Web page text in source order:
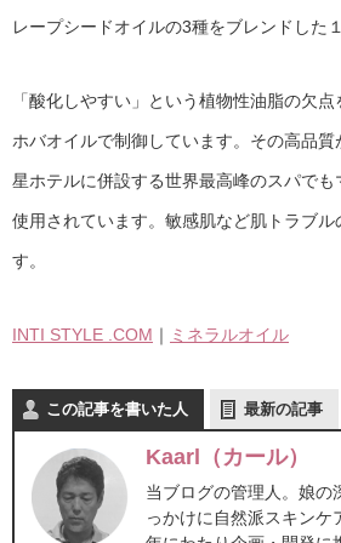
レープシードオイルの3種をブレンドした
「酸化しやすい」という植物性油脂の欠
ホバオイルで制御しています。その高品
星ホテルに併設する世界最高峰のスパで
使用されています。敏感肌など肌トラブ
す。
INTI STYLE .COM ｜ ミネラルオイル
この記事を書いた人 最新の記事
Kaarl（カール）
当ブログの管理人。娘の
っかけに自然派スキンケ